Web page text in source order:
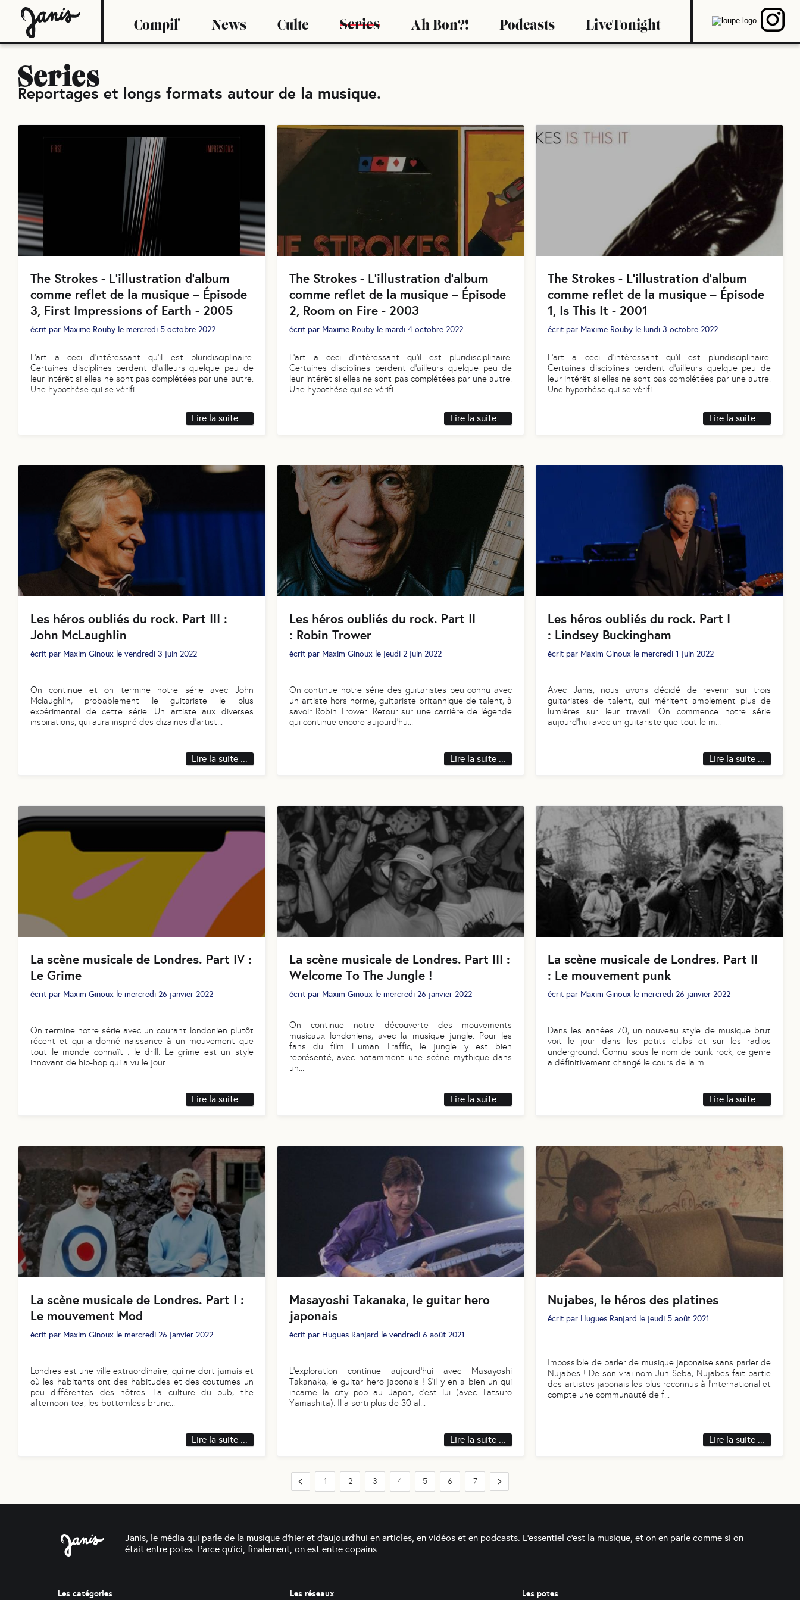
Compil' News Culte Series Ah Bon?! Podcasts LiveTonight
Series
Reportages et longs formats autour de la musique.
The Strokes - L’illustration d’album
comme reflet de la musique – Épisode
3, First Impressions of Earth - 2005
écrit par Maxime Rouby le mercredi 5 octobre 2022
L’art a ceci d’intéressant qu’il est pluridisciplinaire.
Certaines disciplines perdent d’ailleurs quelque peu de
leur intérêt si elles ne sont pas complétées par une autre.
Une hypothèse qui se vérifi...
Lire la suite ...
The Strokes - L’illustration d’album
comme reflet de la musique – Épisode
2, Room on Fire - 2003
écrit par Maxime Roubyle mardi 4 octobre 2022
L’art a ceci d’intéressant qu’il est pluridisciplinaire.
Certaines disciplines perdent d’ailleurs quelque peu de
leur intérêt si elles ne sont pas complétées par une autre.
Une hypothèse qui se vérifi...
Lire la suite ...
The Strokes - L’illustration d’album
comme reflet de la musique – Épisode
1, Is This It - 2001
écrit par Maxime Rouby le lundi 3 octobre 2022
L’art a ceci d’intéressant qu’il est pluridisciplinaire.
Certaines disciplines perdent d’ailleurs quelque peu de
leur intérêt si elles ne sont pas complétées par une autre.
Une hypothèse qui se vérifi...
Lire la suite ...
Les héros oubliés du rock. Part III :
John McLaughlin
écrit par Maxim Ginoux le vendredi 3 juin 2022
On continue et on termine notre série avec John
Mclaughlin, probablement le guitariste le plus
expérimental de cette série. Un artiste aux diverses
inspirations, qui aura inspiré des dizaines d’artist
Lire la suite ...
Les héros oubliés du rock. Part II
: Robin Trower
écrit par Maxim Ginouxle jeudi 2 juin 2022
On continue notre série des guitaristes peu connu avec
un artiste hors norme, guitariste britannique de talent, à
savoir Robin Trower. Retour sur une carrière de légende
qui continue encore aujourd’hu
Lire la suite ...
Les héros oubliés du rock. Part I
: Lindsey Buckingham
écrit par Maxim Ginoux lemercredi 1 juin 2022
Avec Janis, nous avons décidé de revenir sur trois
guitaristes de talent, qui méritent amplement plus de
lumières sur leur travail. On commence notre série
aujourd’hui avec un guitariste que tout le m
Lire la suite ...
La scène musicale de Londres. Part IV :
Le Grime
écrit par Maxim Ginoux le mercredi 26 janvier 2022
On termine notre série avec un courant londonien plutôt
récent et qui a donné naissance à un mouvement que
tout le monde connaît : le drill. Le grime est un style
innovant de hip-hop qui a vu le jour
Lire la suite ...
La scène musicale de Londres. Part III :
Welcome To The Jungle !
écrit par Maxim Ginouxle mercredi 26 janvier 2022
On continue notre découverte des mouvements
musicaux londoniens, avec la musique jungle. Pour les
fans du film Human Traffic, le jungle y est bien
représenté, avec notamment une scène mythique dans
un
Lire la suite ...
La scène musicale de Londres. Part II
: Le mouvement punk
écrit par Maxim Ginoux lemercredi 26 janvier 2022
Dans les années 70, un nouveau style de musique brut
voit le jour dans les petits clubs et sur les radios
underground. Connu sous le nom de punk rock, ce genre
a définitivement changé le cours de la m
Lire la suite ...
La scène musicale de Londres. ​​​​​​​Part I :
Le mouvement Mod
écrit par Maxim Ginoux le mercredi 26 janvier 2022
Londres est une ville extraordinaire, qui ne dort jamais et
où les habitants ont des habitudes et des coutumes un
peu différentes des nôtres. La culture du pub, the
afternoon tea, les bottomless brunc
Lire la suite ...
Masayoshi Takanaka, le guitar hero
japonais
écrit par Hugues Ranjard le vendredi 6 août 2021
L’exploration continue aujourd’hui avec Masayoshi
Takanaka, le guitar hero japonais ! S’il y en a bien un qui
incarne la city pop au Japon, c’est lui (avec Tatsuro
Yamashita). Il a sorti plus de 30 al...
Lire la suite ...
Nujabes, le héros des platines
écrit par Hugues Ranjard le jeudi 5 août 2021
Impossible de parler de musique japonaise sans parler de
Nujabes ! De son vrai nom Jun Seba, Nujabes fait partie
des artistes japonais les plus reconnus à l’international et
compte une communauté de f...
Lire la suite ...
1 2 3 4 5 6 7
Janis, le média qui parle de la musique d'hier et d'aujourd'hui en articles, en vidéos et en podcasts. L'essentiel c'est la musique, et on en parle comme si on
était entre potes. Parce qu'ici, finalement, on est entre copains.
Les catégories Les réseaux Les potes